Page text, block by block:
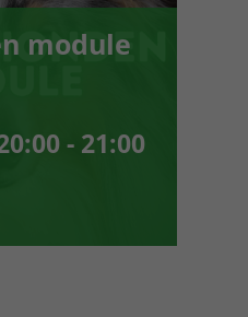
module
- 21:00